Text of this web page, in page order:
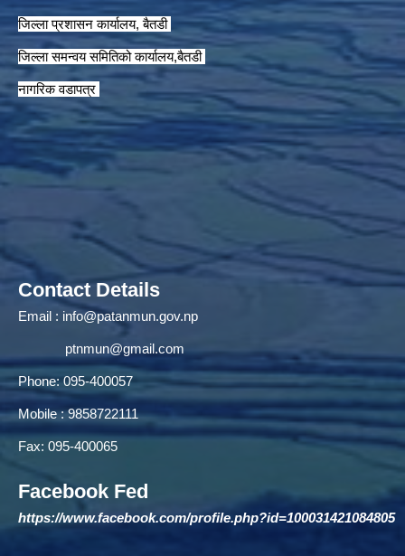
जिल्ला प्रशासन कार्यालय, बैतडी
जिल्ला समन्वय समितिको कार्यालय,बैतडी
नागरिक वडापत्र
Contact Details
Email : info@patanmun.gov.np
ptnmun@gmail.com
Phone: 095-400057
Mobile : 9858722111
Fax: 095-400065
Facebook Fed
https://www.facebook.com/profile.php?id=100031421084805